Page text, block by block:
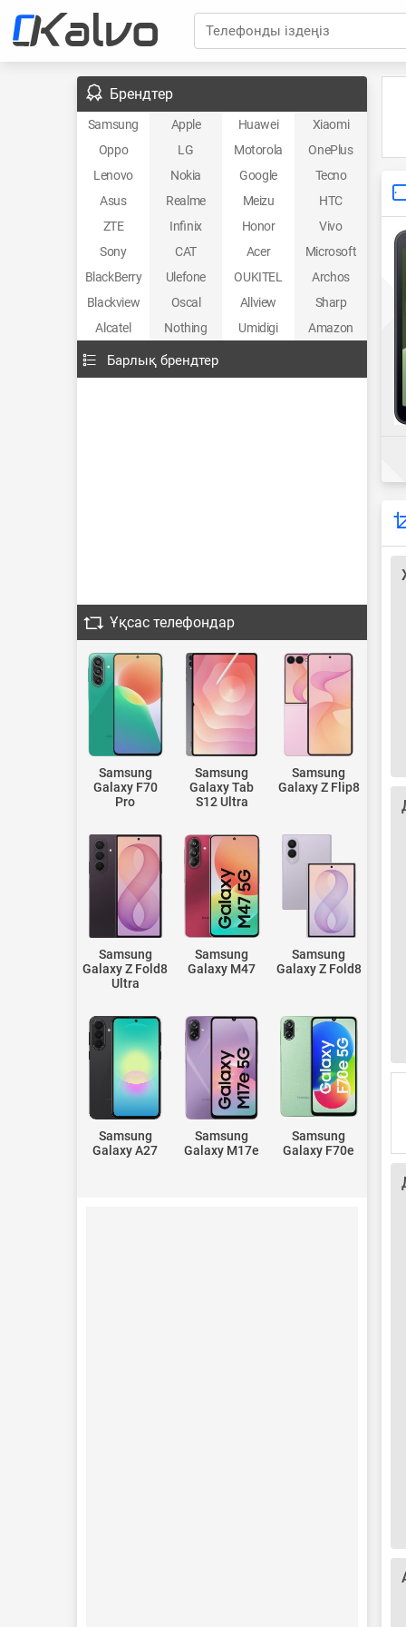
Телефонды іздеңіз
Брендтер
Samsung Apple Huawei
Xiaomi
Oppo
LG Motorola
OnePlus
Lenovo
Nokia Google
Tecno
Asus
Realme Meizu
HTC
ZTE
Infinix Honor
Vivo
Sony
CAT Acer
Microsoft
BlackBerry
Ulefone OUKITEL
Archos
Blackview
Oscal Allview
Sharp
Alcatel
Nothing Umidigi Amazon
Барлық брендтер
Ұқсас телефондар
Samsung
Galaxy F70
Pro
Samsung
Galaxy Tab
S12 Ultra
Samsung
Galaxy Z Flip8
Samsung
Galaxy Z Fold8
Ultra
Samsung
Galaxy M47
Samsung
Galaxy Z Fold8
Samsung
Galaxy A27
Samsung
Galaxy M17e
Samsung
Galaxy F70e